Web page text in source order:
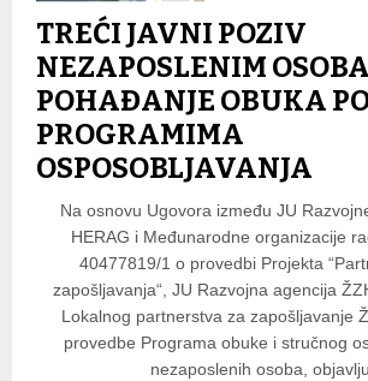
TREĆI JAVNI POZIV
NEZAPOSLENIM
POHAĐANJE OBUKA
PROGRAMIMA
OSPOSOBLJAVANJA
Na osnovu Ugovora između JU
HERAG i Međunarodne organizacije
40477819/1 o provedbi Projekta
zapošljavanja“, JU Razvojna agencija
Lokalnog partnerstva za zapošljavanje
provedbe Programa obuke i stručnog
nezaposlenih osoba,